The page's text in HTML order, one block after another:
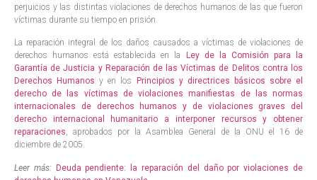
perjuicios y las distintas violaciones de derechos humanos de las que fueron
víctimas durante su tiempo en prisión.
La reparación integral de los daños causados a víctimas de violaciones de
derechos humanos está establecida en la
Ley de la Comisión para la
Garantía de Justicia y Reparación de las Víctimas de Delitos contra los
Derechos Humanos y en los
Principios y directrices básicos sobre el
derecho de las víctimas de violaciones manifiestas de las normas
internacionales de derechos humanos y de violaciones graves del
derecho internacional humanitario a interponer recursos y obtener
reparaciones, aprobados por la Asamblea General de la ONU el 16 de
diciembre de 2005.
Leer más: Deuda pendiente: la reparación del daño por violaciones de